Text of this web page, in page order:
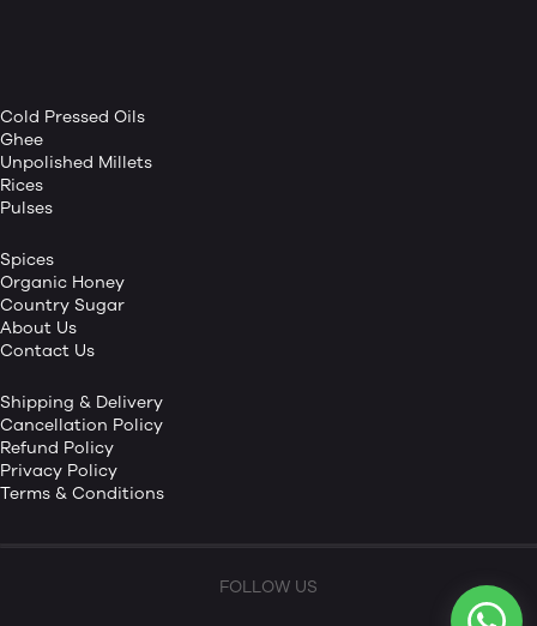
Cold Pressed Oils
Ghee
Unpolished Millets
Rices
Pulses
Spices
Organic Honey
Country Sugar
About Us
Contact Us
Shipping & Delivery
Cancellation Policy
Refund Policy
Privacy Policy
Terms & Conditions
FOLLOW US